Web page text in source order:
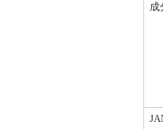
成